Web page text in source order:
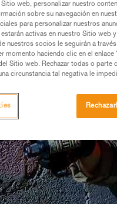
web, personalizar nuestro
sobre su navegación en
para personalizar nuestros
activas en nuestro Sitio web
nuestros socios le seguirán a
momento haciendo clic en el
Sitio web. Rechazar todas o parte
circunstancia tal negativa le